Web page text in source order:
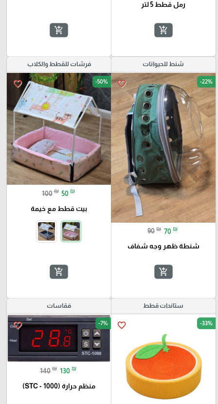
رمل قطط 5 لتر
add_shopping_cart
add_shopping_cart
شنط للحيوانات
favorite_border -22%
90 ₪ 70 ₪
شنطة ظهر وجه شفاف
add_shopping_cart
فرشات للقطط والكلاب
favorite_border -50%
100 ₪ 50 ₪
بيت قطط مع خيمة
add_shopping_cart
ستاندات قطط
favorite_border -33%
فقاسات
favorite_border -7%
140 ₪ 130 ₪
منظم حرارة (STC - 1000)